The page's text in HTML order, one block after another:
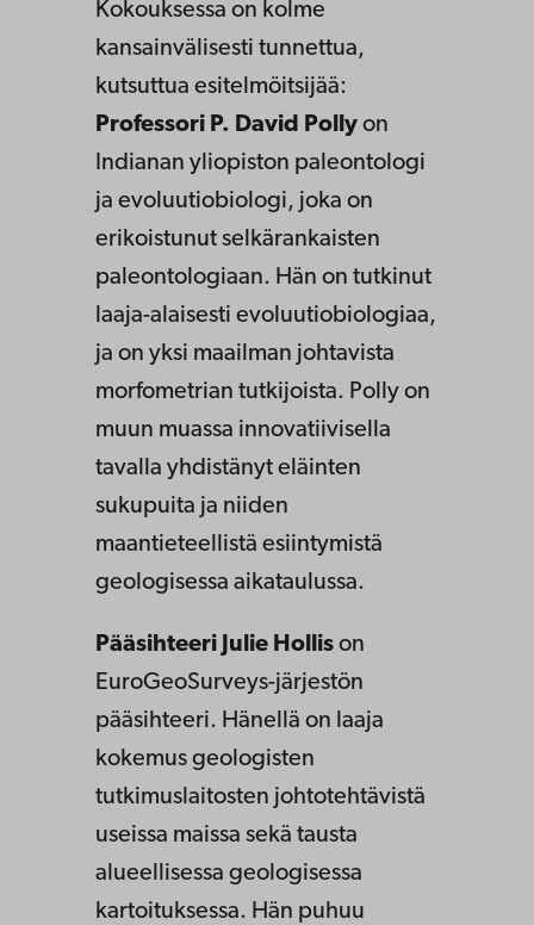
Kokouksessa on kolme
kansainvälisesti tunnettua,
kutsuttua esitelmöitsijää:
Professori P. David Polly on
Indianan yliopiston paleontologi
ja evoluutiobiologi, joka on
erikoistunut selkärankaisten
paleontologiaan. Hän on tutkinut
laaja-alaisesti evoluutiobiologiaa,
ja on yksi maailman johtavista
morfometrian tutkijoista. Polly on
muun muassa innovatiivisella
tavalla yhdistänyt eläinten
sukupuita ja niiden
maantieteellistä esiintymistä
geologisessa aikataulussa.
Pääsihteeri Julie Hollis on
EuroGeoSurveys-järjestön
pääsihteeri. Hänellä on laaja
kokemus geologisten
tutkimuslaitosten johtotehtävistä
useissa maissa sekä tausta
alueellisessa geologisessa
kartoituksessa. Hän puhuu